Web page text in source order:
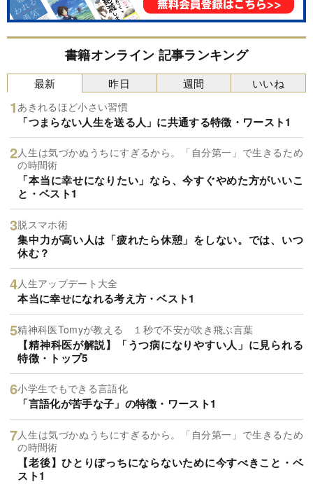
書籍オンライン 記事ランキング
最新
あきれるほど小さい習慣
「つまらない人生を送る人」に共通する特徴・ワースト1
人生は気づかぬうちにすぎるから。「自分第一」で生きるため
の時間術
「本当に幸せになりたい」なら、今すぐやめた方がいいこ
と・ベスト1
脱スマホ術
集中力が高い人は「疲れたら休憩」をしない。では、いつ
休む？
人生アップデート大全
本当に幸せになれる考え方・ベスト1
精神科医Tomyが教える １秒で不安が吹き飛ぶ言葉
【精神科医が解説】「うつ病になりやすい人」に見られる
特徴・トップ5
小学生でもできる言語化
「言語化が苦手な子」の特徴・ワースト1
人生は気づかぬうちにすぎるから。「自分第一」で生きるため
の時間術
【老後】ひとりぼっちにならないために今すべきこと・ベ
スト1
昨日 週間 いいね